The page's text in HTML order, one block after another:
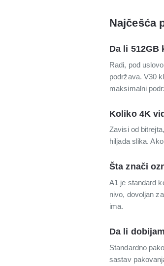
Najčešća
Da li 512GB
Radi, pod
podržava. V30
maksimalni
Koliko 4K
Zavisi od
hiljada slika.
Šta znači
A1 je standard
nivo, dovoljan
ima.
Da li
Standardno
sastav